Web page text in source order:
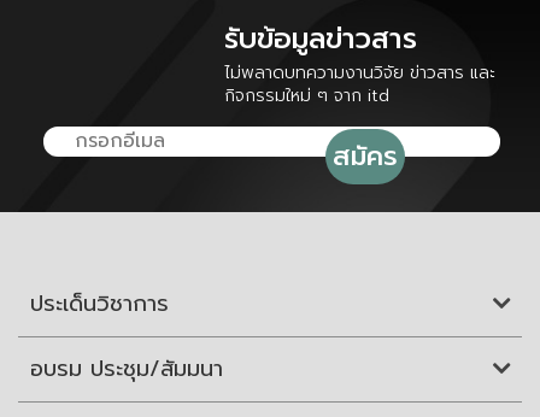
รับข้อมูลข่าวสาร
ไม่พลาดบทความงานวิจัย ข่าวสาร และ
กิจกรรมใหม่ ๆ จาก itd
ประเด็นวิชาการ
อบรม ประชุม/สัมมนา